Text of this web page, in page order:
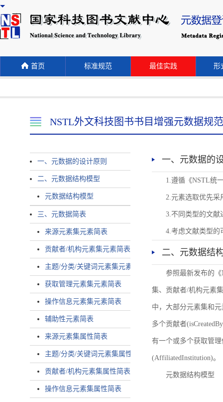
首页 标准规范 最佳实践 形
NSTL外文科技图书书目增强元数据规范
一、元数据的设计原则
二、元数据结构模型
元数据结构模型
三、元数据简表
来源元素集元素简表
贡献者/机构元素集元素简表
主题/分类/关键词元素集元素简表
获取管理元素集元素简表
操作信息元素集元素简表
辅助性元素简表
来源元素集属性简表
主题/分类/关键词元素集属性简表
贡献者/机构元素集属性简表
操作信息元素集属性简表
一、元数据的
1.遵循《NSTL统
2.元素选取优先采
3.不同类型的文献
4.考虑文献类型的
二、元数据结
参照最新发布的
集、贡献者/机构元素
中，大部分元素集和
多个贡献者
有一个或多个获取管理
(AffiliatedInstitution)。
元数据结构模型